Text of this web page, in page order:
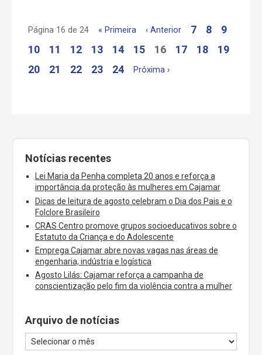
Página 16 de 24 « Primeira ‹ Anterior 7 8
9
10
11 12 13 14 15 16 17 18
19
20
21 22 23 24 Próxima ›
Notícias recentes
Lei Maria da Penha completa 20 anos e reforça a
importância da proteção às mulheres em Cajamar
Dicas de leitura de agosto celebram o Dia dos Pais e o
Folclore Brasileiro
CRAS Centro promove grupos socioeducativos sobre o
Estatuto da Criança e do Adolescente
Emprega Cajamar abre novas vagas nas áreas de
engenharia, indústria e logística
Agosto Lilás: Cajamar reforça a campanha de
conscientização pelo fim da violência contra a mulher
Arquivo de notícias